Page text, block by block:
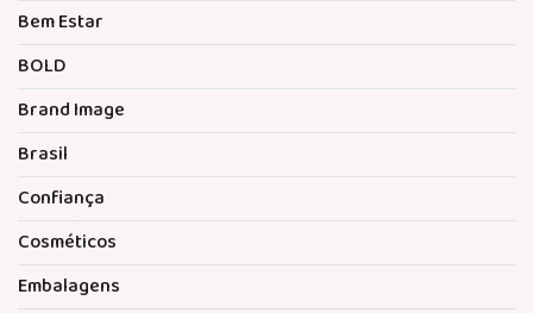
Bem Estar
BOLD
Brand Image
Brasil
Confiança
Cosméticos
Embalagens